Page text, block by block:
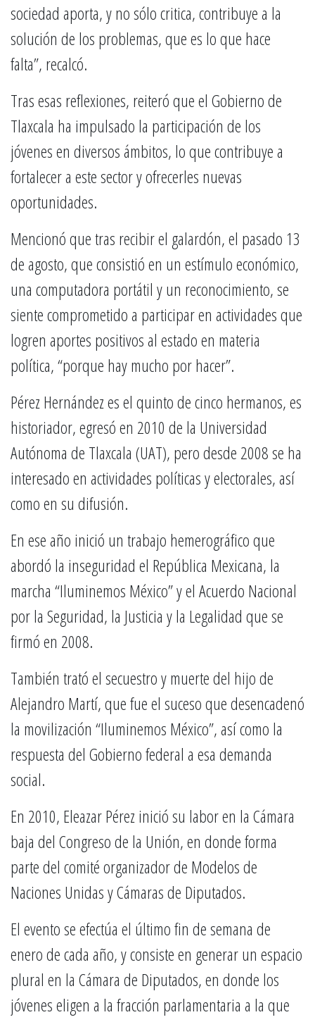
sociedad aporta, y no sólo critica, contribuye a la
solución de los problemas, que es lo que hace
falta”, recalcó.
Tras esas reflexiones, reiteró que el Gobierno de
Tlaxcala ha impulsado la participación de los
jóvenes en diversos ámbitos, lo que contribuye a
fortalecer a este sector y ofrecerles nuevas
oportunidades.
Mencionó que tras recibir el galardón, el pasado 13
de agosto, que consistió en un estímulo económico,
una computadora portátil y un reconocimiento, se
siente comprometido a participar en actividades que
logren aportes positivos al estado en materia
política, “porque hay mucho por hacer”.
Pérez Hernández es el quinto de cinco hermanos, es
historiador, egresó en 2010 de la Universidad
Autónoma de Tlaxcala (UAT), pero desde 2008 se ha
interesado en actividades políticas y electorales, así
como en su difusión.
En ese año inició un trabajo hemerográfico que
abordó la inseguridad el República Mexicana, la
marcha “Iluminemos México” y el Acuerdo Nacional
por la Seguridad, la Justicia y la Legalidad que se
firmó en 2008.
También trató el secuestro y muerte del hijo de
Alejandro Martí, que fue el suceso que desencadenó
la movilización “Iluminemos México”, así como la
respuesta del Gobierno federal a esa demanda
social.
En 2010, Eleazar Pérez inició su labor en la Cámara
baja del Congreso de la Unión, en donde forma
parte del comité organizador de Modelos de
Naciones Unidas y Cámaras de Diputados.
El evento se efectúa el último fin de semana de
enero de cada año, y consiste en generar un espacio
plural en la Cámara de Diputados, en donde los
jóvenes eligen a la fracción parlamentaria a la que